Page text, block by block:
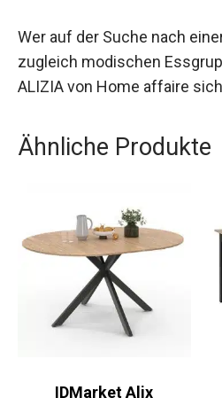
Wer auf der Suche nach
zugleich modischen
ALIZIA von Home affaire
Ähnliche Produkte
IDMarket Alix